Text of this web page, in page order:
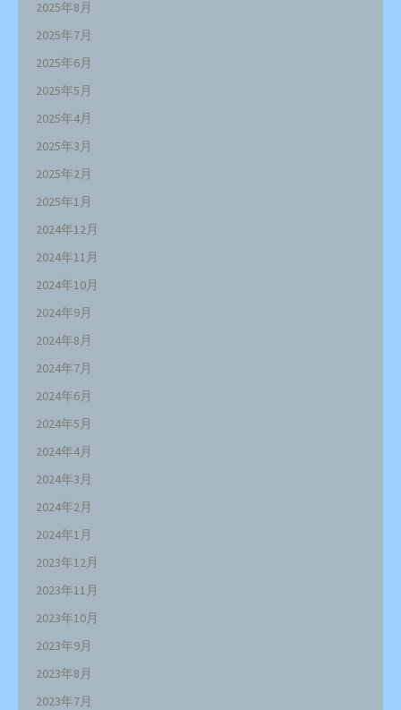
2025年8月
2025年7月
2025年6月
2025年5月
2025年4月
2025年3月
2025年2月
2025年1月
2024年12月
2024年11月
2024年10月
2024年9月
2024年8月
2024年7月
2024年6月
2024年5月
2024年4月
2024年3月
2024年2月
2024年1月
2023年12月
2023年11月
2023年10月
2023年9月
2023年8月
2023年7月